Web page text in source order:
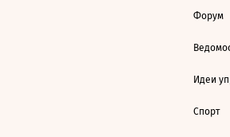
Форум
Идеи
Спорт